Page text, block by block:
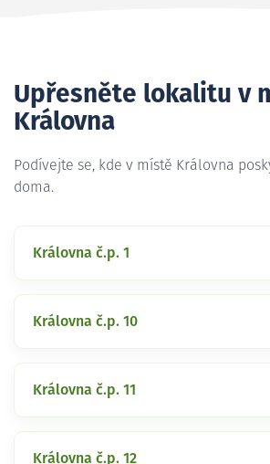
Upřesněte lokalitu v
Královna
Podívejte se, kde v místě Královna
doma.
Královna č.p. 1
Královna č.p. 10
Královna č.p. 11
Královna č.p. 12